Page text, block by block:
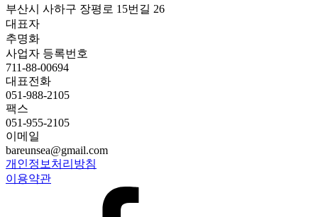
부산시 사하구 장평로 15번길 26
대표자
추명화
사업자 등록번호
711-88-00694
대표전화
051-988-2105
팩스
051-955-2105
이메일
bareunsea@gmail.com
개인정보처리방침
이용약관